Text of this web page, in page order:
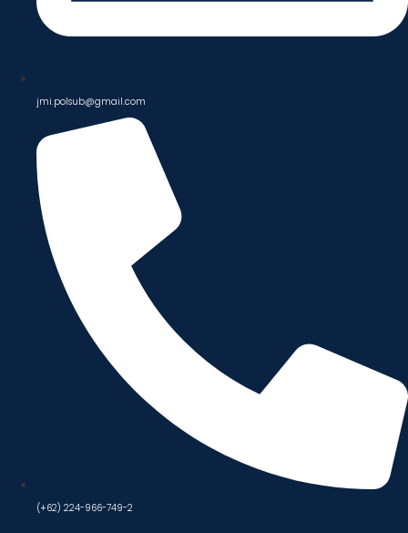
jmi.polsub@gmail.com
(+62) 224-966-749-2